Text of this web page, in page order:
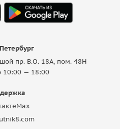
пр. В.О. 18A, пом. 48Н
10:00 — 18:00
Max